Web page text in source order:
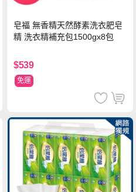
皂福 無香精天然酵素洗衣肥皂
精 洗衣精補充包1500gx8包
$539
免運